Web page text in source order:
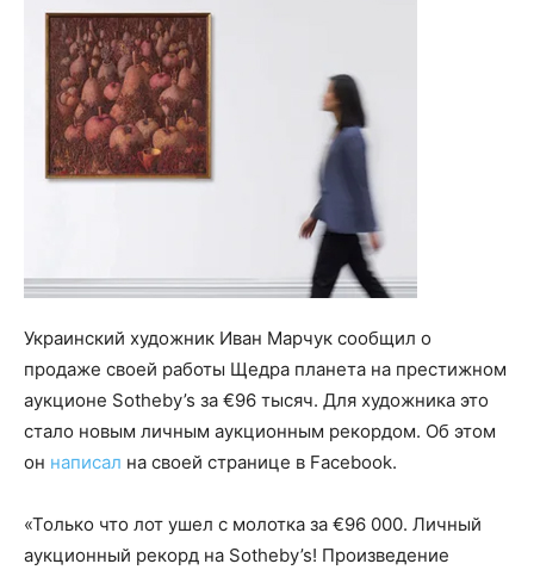
Украинский художник Иван Марчук сообщил о
продаже своей работы Щедра планета на престижном
аукционе Sotheby’s за €96 тысяч. Для художника это
стало новым личным аукционным рекордом. Об этом
он написал на своей странице в Facebook.
«Только что лот ушел с молотка за €96 000. Личный
аукционный рекорд на Sotheby’s! Произведение